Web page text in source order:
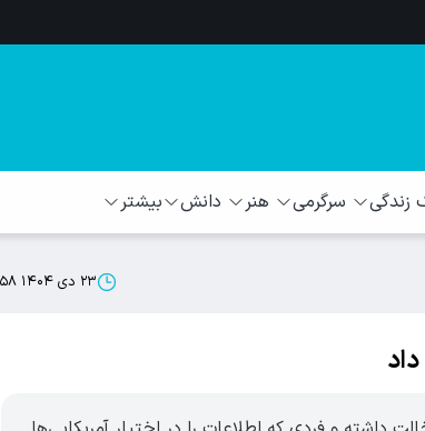
زندگی سرگرمی هنر دانش بیشتر
۲۳ دی ۱۴۰۴ ۱۵:۵۸